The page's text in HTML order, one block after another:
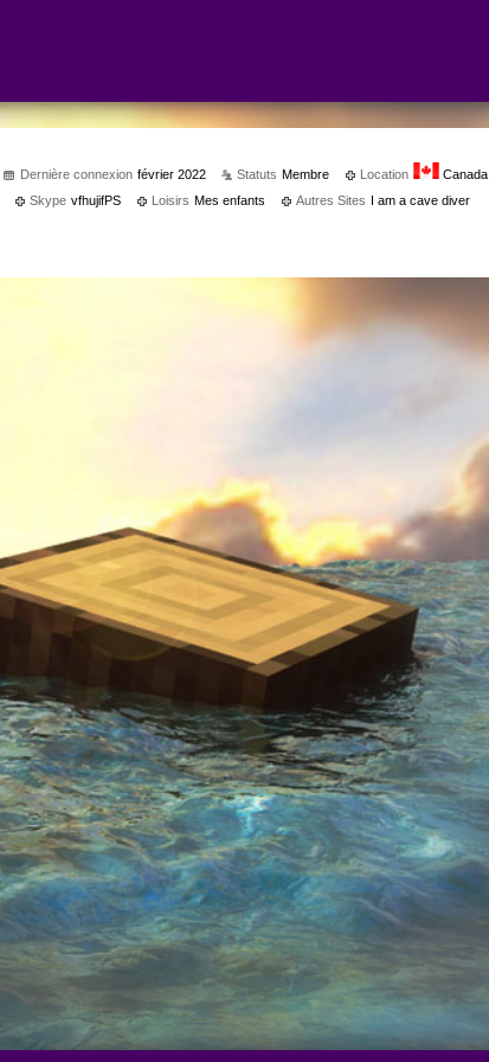
Dernière connexion février 2022 Statuts Membre Location Canada
Skype vfhujifPS Loisirs Mes enfants Autres Sites I am a cave diver